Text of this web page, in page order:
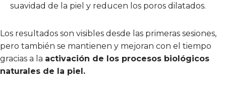
suavidad de la piel y reducen los poros dilatados.
Los resultados son visibles desde las primeras sesiones,
pero también se mantienen y mejoran con el tiempo
gracias a la activación de los procesos biológicos
naturales de la piel.